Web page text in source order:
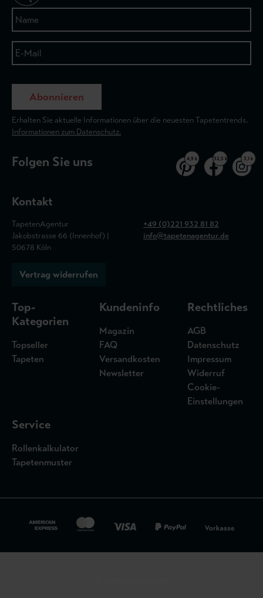
Abonnieren
Erhalten Sie aktuelle Informationen über die neuesten Tapetentrends.
Informationen zum Datenschutz.
Folgen Sie uns 4,9 k 32,5 k 3,1 k
Kontakt
TapetenAgentur
Jakobstrasse 66 (Innenhof) |
50678 Köln
+49 (0)221 932 81 82
info@tapetenagentur.de
Vertrag widerrufen
Top-
Kategorien
Topseller
Tapeten
Kundeninfo
Magazin
FAQ
Versandkosten
Newsletter
Rechtliches
AGB
Datenschutz
Impressum
Widerruf
Cookie-
Einstellungen
Service
Rollenkalkulator
Tapetenmuster